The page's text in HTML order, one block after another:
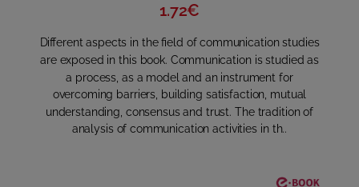
1.72€
Different aspects in the field of communication studies
are exposed in this book. Communication is studied as
a process, as a model and an instrument for
overcoming barriers, building satisfaction, mutual
understanding, consensus and trust. The tradition of
analysis of communication activities in th..